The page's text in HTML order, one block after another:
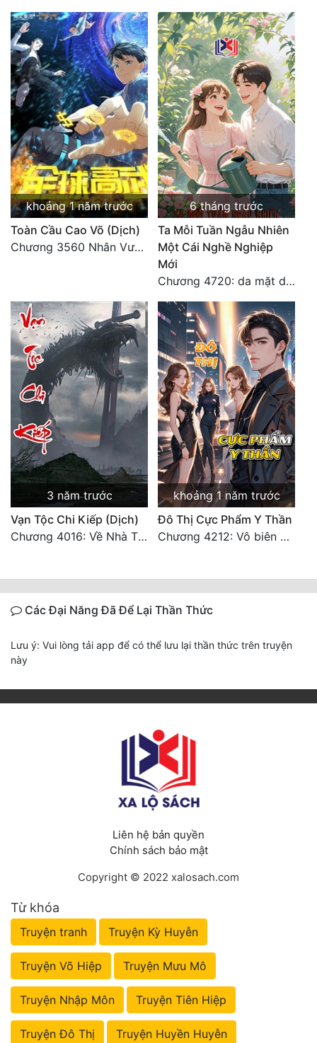
khoảng 1 năm trước
Toàn Cầu Cao Võ (Dịch)
Chương 3560 Nhân Vương trở về - END
6 tháng trước
Ta Mỗi Tuần Ngẫu Nhiên
Một Cái Nghề Nghiệp
Mới
Chương 4720: da mặt dày
3 năm trước
Vạn Tộc Chi Kiếp (Dịch)
Chương 4016: Về Nhà Thôi... (Đại Kết Cục)
khoảng 1 năm trước
Đô Thị Cực Phẩm Y Thần
Chương 4212: Vô biên hắc ám
Các Đại Năng Đã Để Lại Thần Thức
Lưu ý: Vui lòng tải app để có thể lưu lại thần thức trên truyện
này
Liên hệ bản quyền
Chính sách bảo mật
Copyright © 2022 xalosach.com
Từ khóa
Truyện tranh Truyện Kỳ Huyễn
Truyện Võ Hiệp Truyện Mưu Mô
Truyện Nhập Môn Truyện Tiên Hiệp
Truyện Đô Thị Truyện Huyền Huyễn